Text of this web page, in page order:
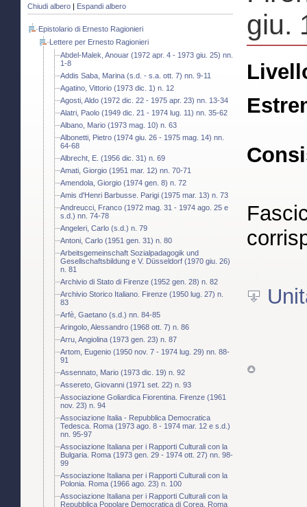
Chiudi albero | Espandi albero
Epistolario di Ernesto Ragionieri
Lettere per Ernesto Ragionieri
Abdel-Malek, Anouar (1972 apr. 4 - 1973 giu. 25) nn.
1-8
Addis Saba, Marina (s.d. - s.a. ott. 7) nn. 9-11
Agatino, Vittorio (1973 dic. 1) n. 12
Agosti, Aldo (1972 dic. 22 - 1975 apr. 23) nn. 13-34
Alatri, Paolo (1949 dic. 21 - 1974 lug. 11) nn. 35-62
Albano, Mario (1973 mag. 10) n. 63
Albonetti, Pietro (1974 giu. 26 - 1975 mag. 14) nn.
64-68
Albrecht, E. (1956 dic. 31) n. 69
Amati, Giorgio (1951 mar. 12) nn. 70-71
Amendola, Giorgio (1974 gen. 8) n. 72
Amis d'Henri Barbusse. Parigi (1975 mar. 13) n. 73
Andreucci, Franco (1972 mag. 31 - 1974 ago. 25 e
s.d.) nn. 74-78
Angeleri, Carlo (s.d.) n. 79
Antoni, Carlo (1951 gen. 31) n. 80
Arbeitsgemeinschaft Sozialpadagogik und
Gesellschaftsbildung e V. Düsseldorf (1970 giu. 26)
n. 81
Archivio di Stato di Firenze (1952 gen. 28) n. 82
Archivio Storico Italiano. Firenze (1950 lug. 27) n.
83
Arfè, Gaetano (s.d.) nn. 84-85
Aringolo, Alessandro (1968 ott. 7) n. 86
Arru, Angiolina (1973 gen. 23) n. 87
Artom, Eugenio (1950 nov. 7 - 1974 lug. 29) nn. 88-
91
Assennato, Mario (1973 dic. 19) n. 92
Assereto, Giovanni (1971 set. 22) n. 93
Associazione Goliardica Fiorentina. Firenze (1961
nov. 23) n. 94
Associazione Italia - Repubblica Democratica
Tedesca. Roma (1973 ago. 8 - 1974 mar. 12 e s.d.)
nn. 95-97
Associazione Italiana per i Rapporti Culturali con la
Bulgaria. Roma (1973 gen. 29 - 1974 ott. 27) nn. 98-
99
Associazione Italiana per i Rapporti Culturali con la
Polonia. Roma (1966 ago. 23) n. 100
Associazione Italiana per i Rapporti Culturali con la
Repubblica Popolare Democratica di Corea. Roma
giu.